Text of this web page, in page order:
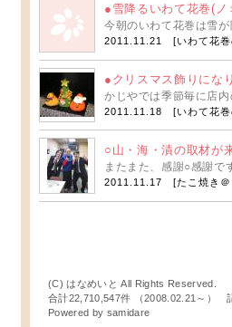
●雪降るいわて花巻(ノ
今朝のいわて花巻は雪
2011.11.21 [いわて花
●クリスマス飾りにな
かじやでは季節毎に店
2011.11.18 [いわて花
○山・海・漬の取材が
またまた、感謝○感謝で
2011.11.17 [たこ焼き
(C) はなめいと All Rights Reserved.
合計22,710,547件 （2008.02.21～
Powered by samidare